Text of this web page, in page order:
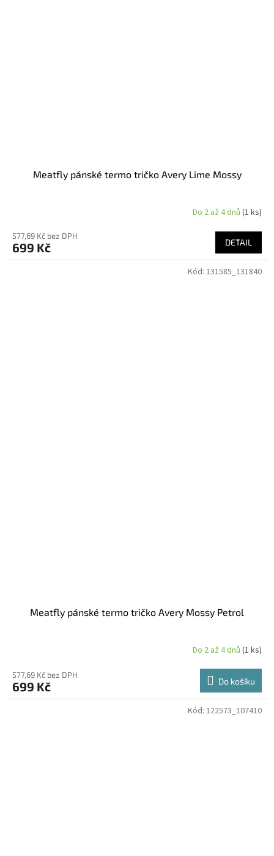
Meatfly pánské termo tričko Avery Lime Mossy
Do 2 až 4 dnů (1 ks)
577,69 Kč bez DPH
699 Kč DETAIL
Meatfly pánské termo tričko Avery Mossy Petrol
Do 2 až 4 dnů (1 ks)
577,69 Kč bez DPH
699 Kč Do košíku
Kód: 131585_131840
Kód: 122573_107410